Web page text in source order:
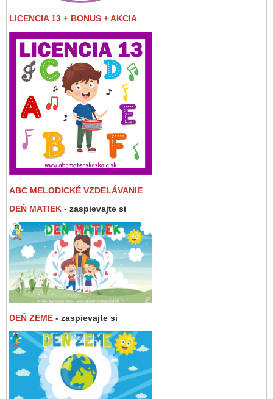
LICENCIA 13 + BONUS + AKCIA
ABC MELODICKÉ VZDELÁVANIE
DEŇ MATIEK - zaspievajte si
DEŇ ZEME - zaspievajte si